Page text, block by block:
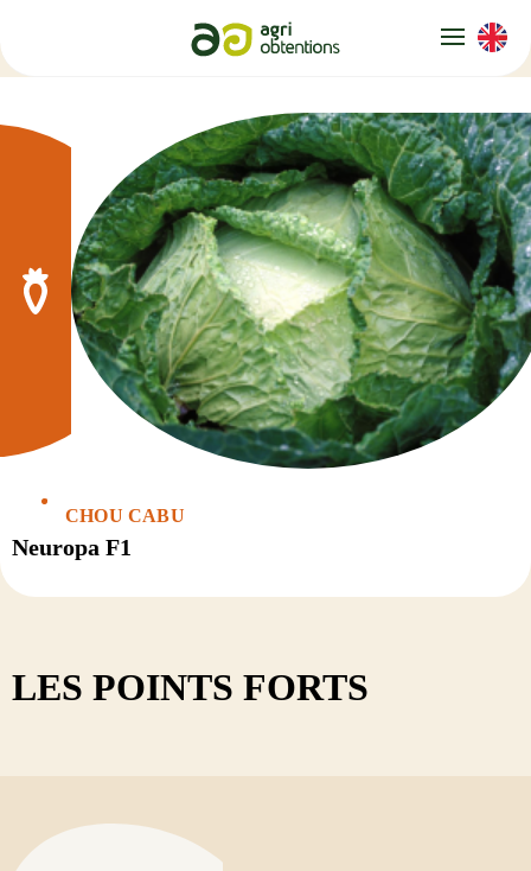
CHOU CABU
Neuropa F1
LES POINTS FORTS